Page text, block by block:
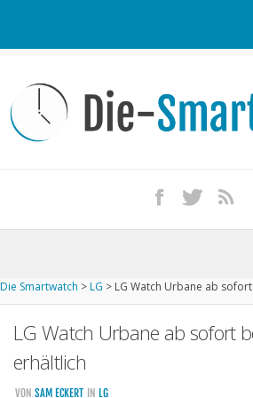
Kontakt / Tipp geben
Impressum
iPhone kaufen
Startseite
Aktuelle Smartwatches im Test
Kommende Smartwatches
Die Smartwatch >LG > LG Watch Urbane ab
LG Watch Urbane ab sofort
erhältlich
VON SAM ECKERT IN LG